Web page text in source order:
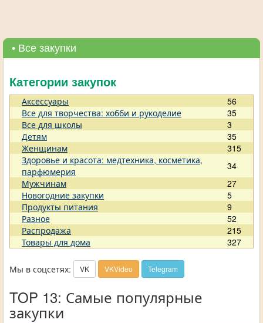
• Все закупки
Категории закупок
Аксессуары
56
Все для творчества: хобби и рукоделие
35
Все для школы
3
Детям
35
Женщинам
315
Здоровье и красота: медтехника, косметика,
парфюмерия
34
Мужчинам
27
Новогодние закупки
5
Продукты питания
9
Разное
52
Распродажа
215
Товары для дома
327
Мы в соцсетях: VK VKVideo Telegram
TOP 13: Самые популярные
закупки